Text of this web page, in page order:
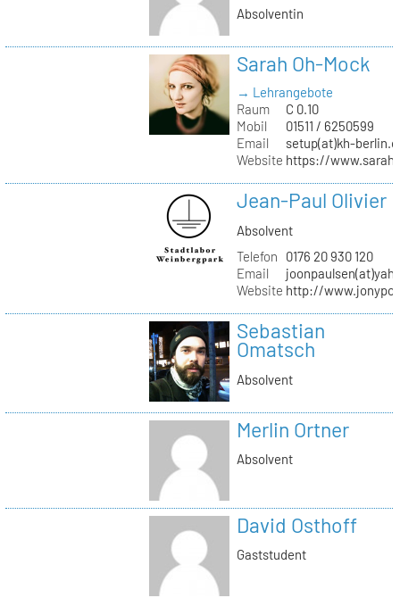
Absolventin
Sarah Oh-Mock
→ Lehrangebote
Raum
C 0.10
Mobil
01511 / 6250599
Email
setup(at)kh-
Website https://
Jean-Paul Olivier
Absolvent
Telefon
0176 20 930 120
Email
Website http://
Sebastian
Omatsch
Absolvent
Merlin Ortner
Absolvent
David Osthoff
Gaststudent